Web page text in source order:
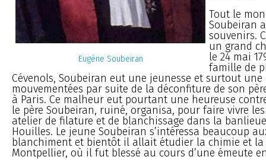
Eugène Soubeiran
Tout le
Soubeiran
souvenirs.
un grand
le 24 mai
famille de
Cévenols, Soubeiran eut une jeunesse et surtout
mouvementées par suite de la déconfiture de son
à Paris. Ce malheur eut pourtant une heureuse
le père Soubeiran, ruiné, organisa, pour faire vivre
atelier de filature et de blanchissage dans la
Houilles. Le jeune Soubeiran s’intéressa beaucoup
blanchiment et bientôt il allait étudier la chimie et la
Montpellier, où il fut blessé au cours d’une émeute en